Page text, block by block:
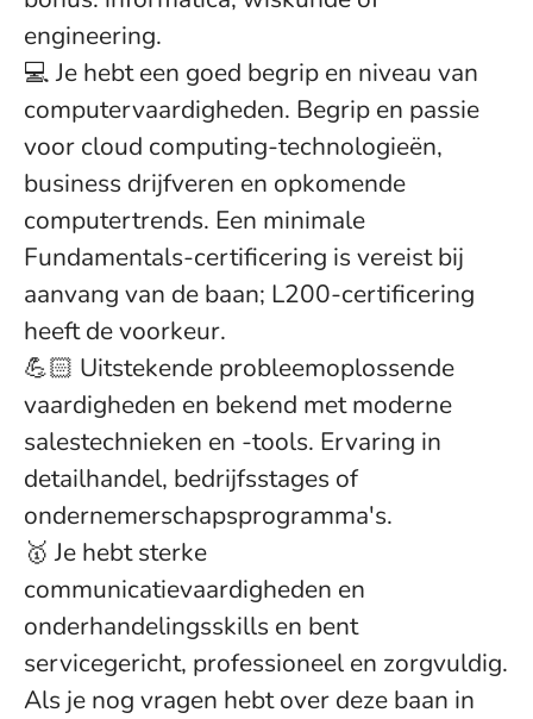
engineering.
💻 Je hebt een goed begrip en niveau van
computervaardigheden. Begrip en passie
voor cloud computing-technologieën,
business drijfveren en opkomende
computertrends. Een minimale
Fundamentals-certificering is vereist bij
aanvang van de baan; L200-certificering
heeft de voorkeur.
💪🏻 Uitstekende probleemoplossende
vaardigheden en bekend met moderne
salestechnieken en -tools. Ervaring in
detailhandel, bedrijfsstages of
ondernemerschapsprogramma's.
🥇 Je hebt sterke
communicatievaardigheden en
onderhandelingsskills en bent
servicegericht, professioneel en zorgvuldig.
Als je nog vragen hebt over deze baan in